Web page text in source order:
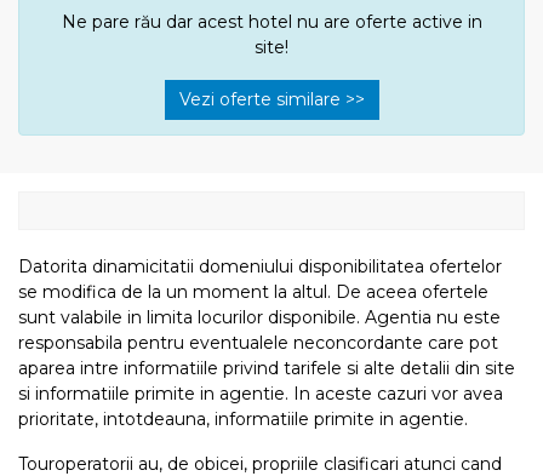
Ne pare rău dar acest hotel nu are oferte active in
site!
Vezi oferte similare >>
Datorita dinamicitatii domeniului disponibilitatea ofertelor
se modifica de la un moment la altul. De aceea ofertele
sunt valabile in limita locurilor disponibile. Agentia nu este
responsabila pentru eventualele neconcordante care pot
aparea intre informatiile privind tarifele si alte detalii din site
si informatiile primite in agentie. In aceste cazuri vor avea
prioritate, intotdeauna, informatiile primite in agentie.
Touroperatorii au, de obicei, propriile clasificari atunci cand